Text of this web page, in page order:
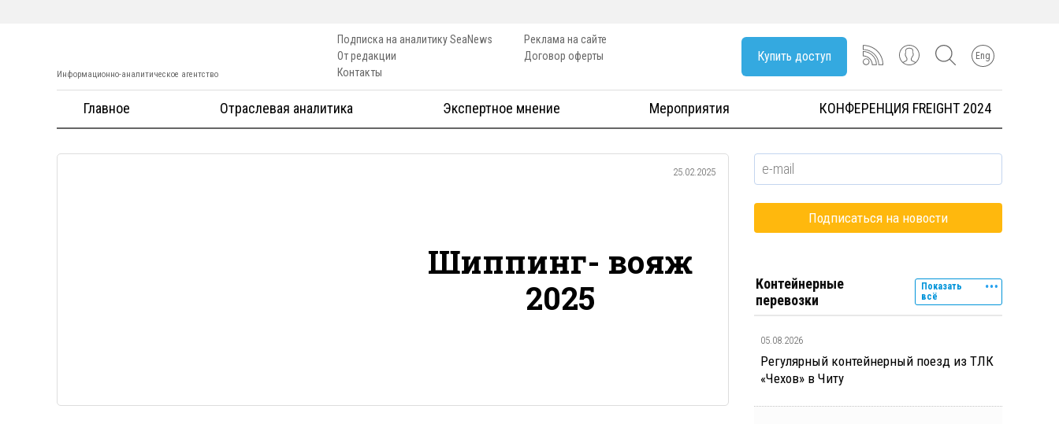
Информационно-аналитическое агентство
Подписка на аналитику SeaNews
От редакции
Контакты
Реклама на сайте
Договор оферты
Купить доступ Eng
Главное Отраслевая аналитика Экспертное мнение Мероприятия КОНФЕРЕНЦИЯ FREIGHT 2024
25.02.2025
Шиппинг- вояж
2025
Контейнерные
перевозки
Показать
всё
05.08.2026
Регулярный контейнерный поезд из ТЛК
«Чехов» в Читу